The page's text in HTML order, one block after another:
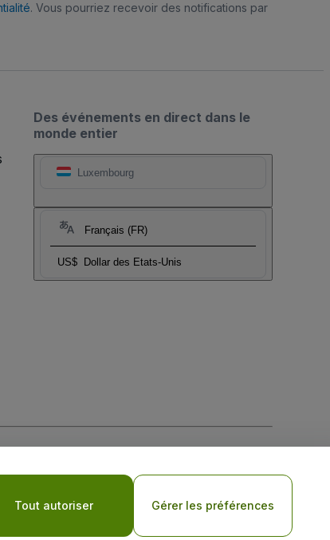
. Vous pourriez recevoir des notifications par
Des événements en direct dans le
monde entier
Luxembourg
Français (FR)
US$ Dollar des Etats-Unis
de confidentialité pour les appareils mobiles
Tout autoriser Gérer les préférences